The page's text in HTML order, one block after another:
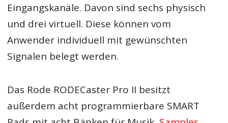
Eingangskanäle. Davon sind sechs physisch
und drei virtuell. Diese können vom
Anwender individuell mit gewünschten
Signalen belegt werden.
Das Rode RODECaster Pro II besitzt
außerdem acht programmierbare SMART